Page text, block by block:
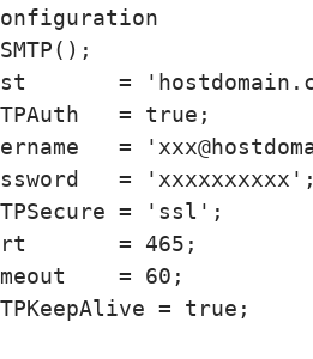
=
= true;
=
=
= 'ssl';
= 465;
= 60;
= true;